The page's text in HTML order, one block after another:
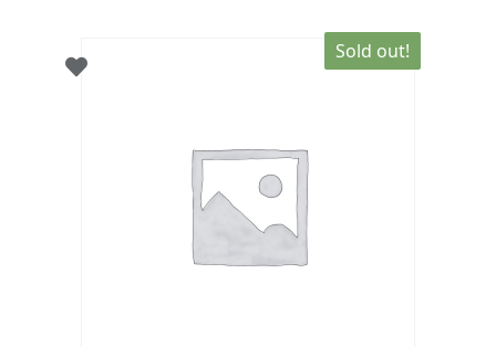
Sold out!